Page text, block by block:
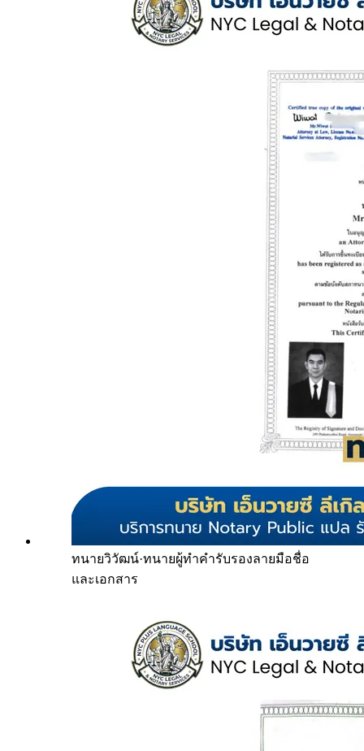
ทนายวิวัฒน์·ทนายผู้ทำคำรับรองลายมือชื่อ
และเอกสาร